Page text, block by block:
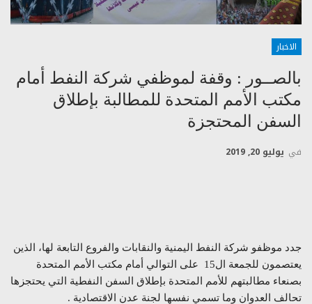
الاخبار
بالصــور : وقفة لموظفي شركة النفط أمام
مكتب الأمم المتحدة للمطالبة بإطلاق
السفن المحتجزة
في يوليو 20, 2019
جدد موظفو شركة النفط اليمنية والنقابات والفروع التابعة لها، الذين
يعتصمون للجمعة ال15 على التوالي أمام مكتب الأمم المتحدة
بصنعاء مطالبتهم للأمم المتحدة بإطلاق السفن النفطية التي يحتجزها
تحالف العدوان وما تسمي نفسها لجنة عدن الاقتصادية .